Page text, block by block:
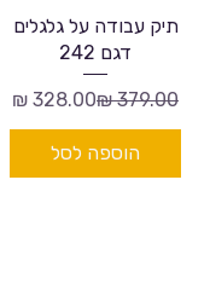
תיק עבודה על גלגלים
דגם 242
מחיר רגיל
מחיר מבצע
הוספה לסל